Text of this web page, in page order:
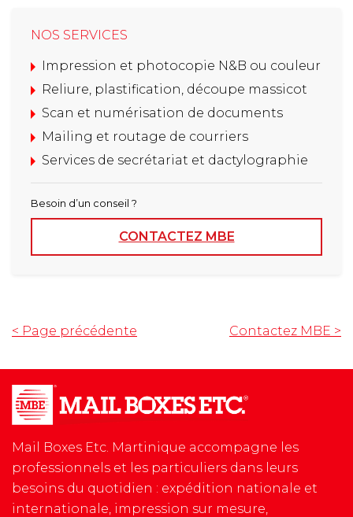
NOS SERVICES
Impression et photocopie N&B ou couleur
Reliure, plastification, découpe massicot
Scan et numérisation de documents
Mailing et routage de courriers
Services de secrétariat et dactylographie
Besoin d’un conseil ?
CONTACTEZ MBE
< Page précédente Contactez MBE >
Mail Boxes Etc. Martinique accompagne les
professionnels et les particuliers dans leurs
besoins du quotidien : expédition nationale et
internationale, impression sur mesure,